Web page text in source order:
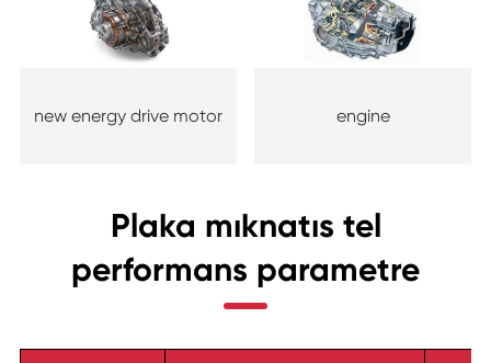
new energy drive motor engine
Plaka mıknatıs tel
performans parametre